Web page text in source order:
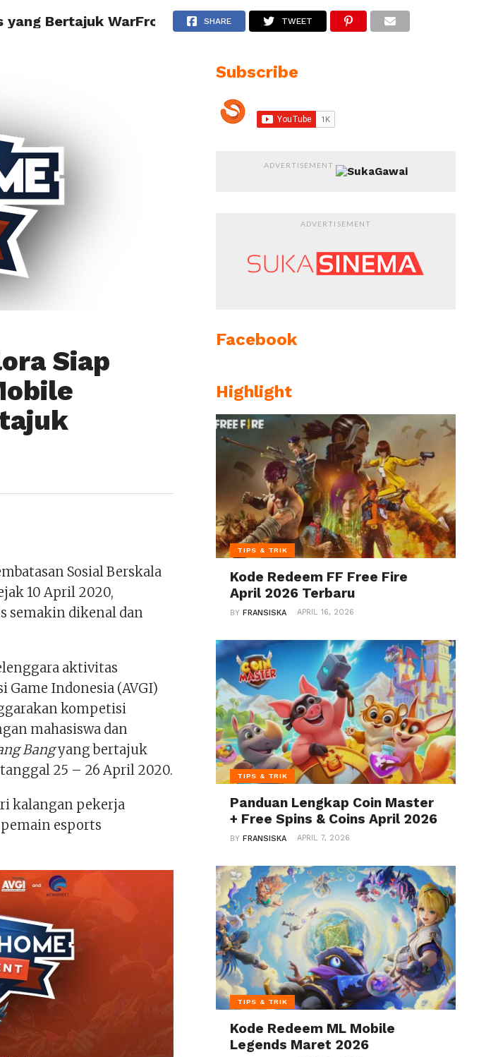
REVIEW PRESS RELEASE
yang Bertajuk WarFromHomeSHARE TWEET
Siap
Sosial Berskala
10 April 2020,
semakin dikenal dan
aktivitas
Game Indonesia (AVGI)
kompetisi
mahasiswa dan
Bangyang bertajuk
25 – 26 April 2020.
kalangan pekerja
esports
Subscribe
ADVERTISEMENT
ADVERTISEMENT
Facebook
Highlight
TIPS & TRIK
Kode Redeem FF Free Fire
April 2026 Terbaru
BYFRANSISKA APRIL 16, 2026
TIPS & TRIK
Panduan Lengkap Coin Master
+ Free Spins & Coins April 2026
BYFRANSISKA APRIL 7, 2026
TIPS & TRIK
Kode Redeem ML Mobile
Legends Maret 2026